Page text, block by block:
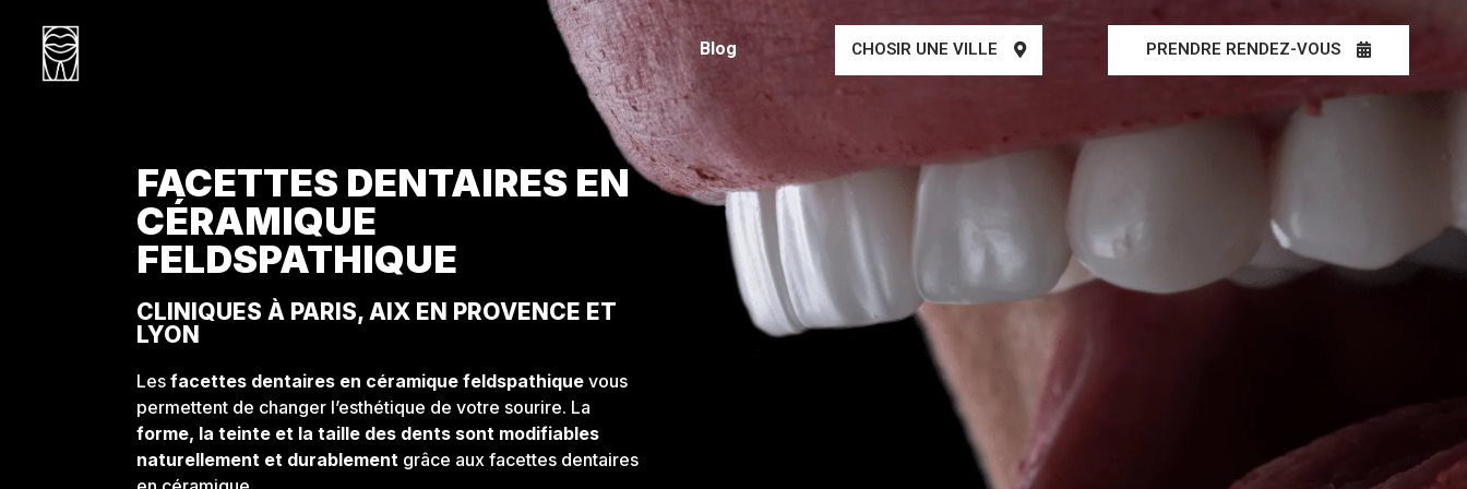
Blog CHOSIR UNE VILLE PRENDRE RENDEZ-VOUS
FACETTES DENTAIRES EN
CÉRAMIQUE
FELDSPATHIQUE
CLINIQUES À PARIS, AIX EN PROVENCE ET
LYON
Les facettes dentaires en céramique feldspathique vous
permettent de changer l’esthétique de votre sourire. La
forme, la teinte et la taille des dents sont modifiables
naturellement et durablement grâce aux facettes dentaires